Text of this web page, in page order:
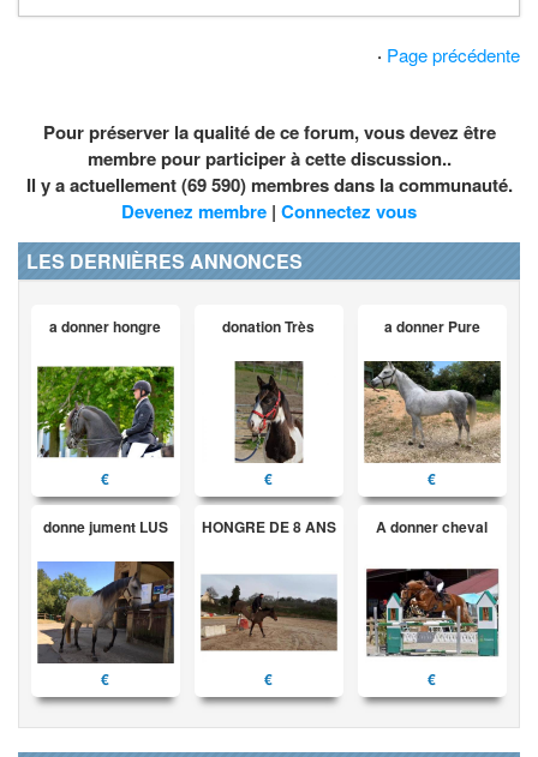
· Page précédente
Pour préserver la qualité de ce forum, vous devez être
membre pour participer à cette discussion..
Il y a actuellement (69 590) membres dans la communauté.
Devenez membre | Connectez vous
LES DERNIÈRES ANNONCES
a donner hongre
€
donation Très
€
a donner Pure
€
donne jument LUS
€
HONGRE DE 8 ANS
€
A donner cheval
€